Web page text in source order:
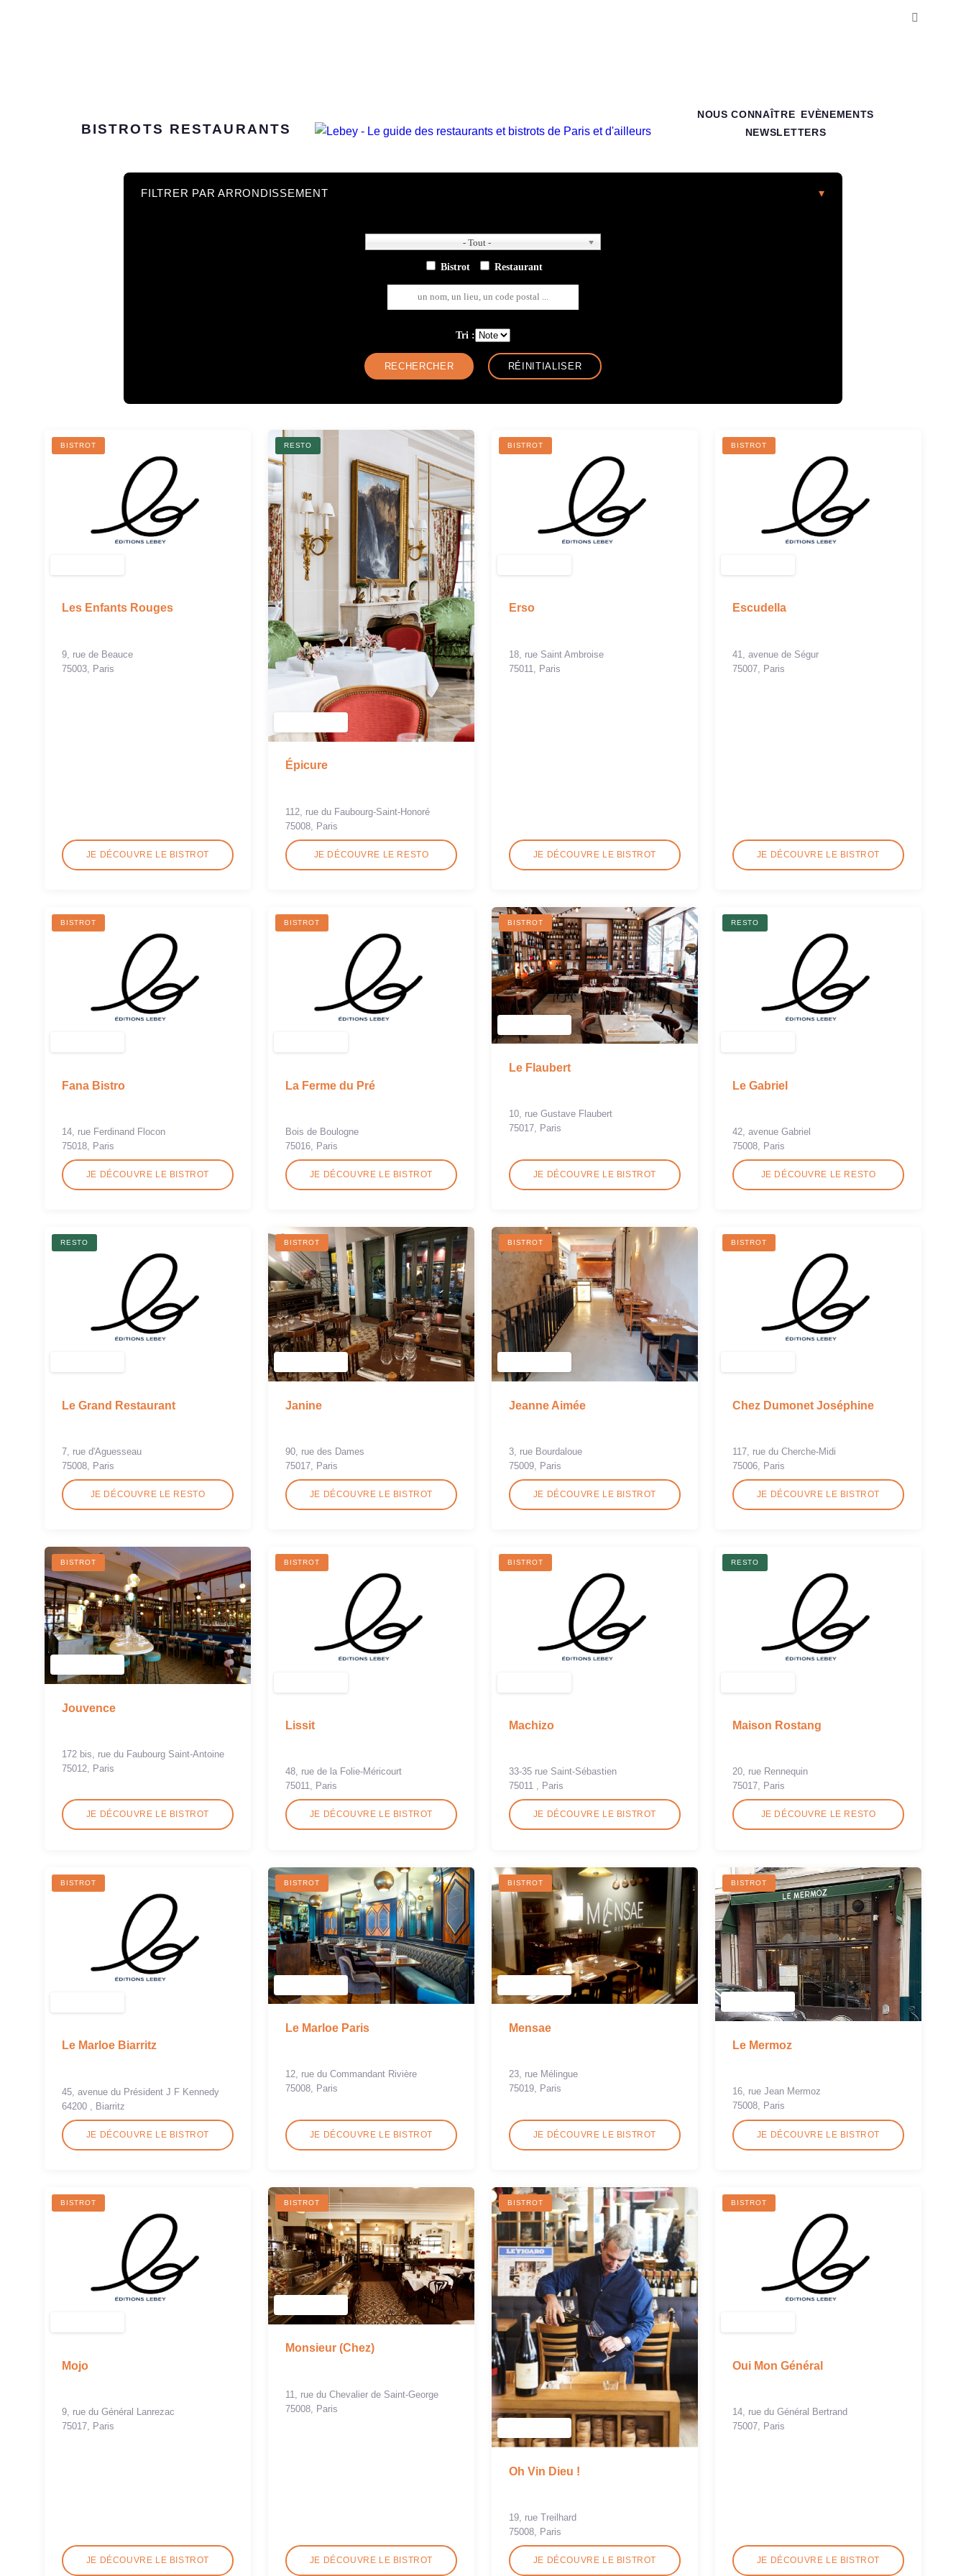
BISTROTS RESTAURANTS
NOUS CONNAÎTRE
EVÈNEMENTS
NEWSLETTERS
FILTRER PAR ARRONDISSEMENT
- Tout -
- Tout -
Bistrot Restaurant
un nom, un lieu, un code postal ...
Tri :
BISTROT
Les Enfants Rouges
9, rue de Beauce
75003, Paris
JE DÉCOUVRE LE BISTROT
RESTO
Épicure
112, rue du Faubourg-Saint-Honoré
75008, Paris
JE DÉCOUVRE LE RESTO
BISTROT
Erso
18, rue Saint Ambroise
75011, Paris
JE DÉCOUVRE LE BISTROT
BISTROT
Escudella
41, avenue de Ségur
75007, Paris
JE DÉCOUVRE LE BISTROT
BISTROT
Fana Bistro
14, rue Ferdinand Flocon
75018, Paris
JE DÉCOUVRE LE BISTROT
BISTROT
La Ferme du Pré
Bois de Boulogne
75016, Paris
JE DÉCOUVRE LE BISTROT
BISTROT
Le Flaubert
10, rue Gustave Flaubert
75017, Paris
JE DÉCOUVRE LE BISTROT
RESTO
Le Gabriel
42, avenue Gabriel
75008, Paris
JE DÉCOUVRE LE RESTO
RESTO
Le Grand Restaurant
7, rue d'Aguesseau
75008, Paris
JE DÉCOUVRE LE RESTO
BISTROT
Janine
90, rue des Dames
75017, Paris
JE DÉCOUVRE LE BISTROT
BISTROT
Jeanne Aimée
3, rue Bourdaloue
75009, Paris
JE DÉCOUVRE LE BISTROT
BISTROT
Chez Dumonet Joséphine
117, rue du Cherche-Midi
75006, Paris
JE DÉCOUVRE LE BISTROT
BISTROT
Jouvence
172 bis, rue du Faubourg Saint-Antoine
75012, Paris
JE DÉCOUVRE LE BISTROT
BISTROT
Lissit
48, rue de la Folie-Méricourt
75011, Paris
JE DÉCOUVRE LE BISTROT
BISTROT
Machizo
33-35 rue Saint-Sébastien
75011 , Paris
JE DÉCOUVRE LE BISTROT
RESTO
Maison Rostang
20, rue Rennequin
75017, Paris
JE DÉCOUVRE LE RESTO
BISTROT
Le Marloe Biarritz
45, avenue du Président J F Kennedy
64200 , Biarritz
JE DÉCOUVRE LE BISTROT
BISTROT
Le Marloe Paris
12, rue du Commandant Rivière
75008, Paris
JE DÉCOUVRE LE BISTROT
BISTROT
Mensae
23, rue Mélingue
75019, Paris
JE DÉCOUVRE LE BISTROT
BISTROT
Le Mermoz
16, rue Jean Mermoz
75008, Paris
JE DÉCOUVRE LE BISTROT
BISTROT
Mojo
9, rue du Général Lanrezac
75017, Paris
JE DÉCOUVRE LE BISTROT
BISTROT
Monsieur (Chez)
11, rue du Chevalier de Saint-George
75008, Paris
JE DÉCOUVRE LE BISTROT
BISTROT
Oh Vin Dieu !
19, rue Treilhard
75008, Paris
JE DÉCOUVRE LE BISTROT
BISTROT
Oui Mon Général
14, rue du Général Bertrand
75007, Paris
JE DÉCOUVRE LE BISTROT